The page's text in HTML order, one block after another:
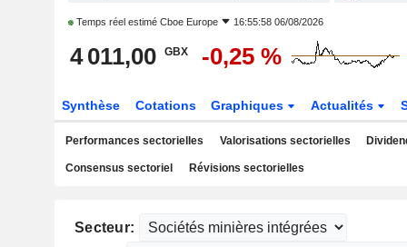
Temps réel estimé Cboe Europe 16:55:58 06/08/2026
4 011,00 GBX -0,25 %
Synthèse Cotations Graphiques Actualités
Performances sectorielles Valorisations sectorielles
Consensus sectoriel Révisions sectorielles
Secteur: